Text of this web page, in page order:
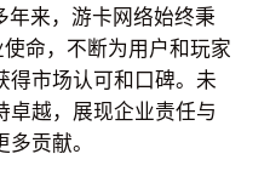
来，游卡网络始终秉
命，不断为用户和玩家
得市场认可和口碑。未
越，展现企业责任与
贡献。